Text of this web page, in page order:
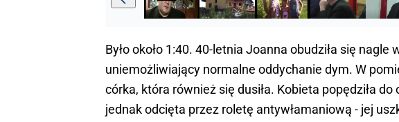
Było około 1:40. 40-letnia Joanna obudziła się nagle
uniemożliwiający normalne oddychanie dym. W
córka, która również się dusiła. Kobieta popędziła
jednak odcięta przez roletę antywłamaniową - jej